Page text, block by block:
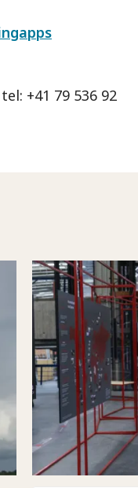
+41 79 536 92